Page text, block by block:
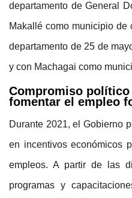
departamento de General
Makallé como municipio de
departamento de 25 de
y con Machagai como
Compromiso
fomentar el empleo
Durante 2021, el Gobierno
en incentivos económicos
empleos. A partir de las
programas y